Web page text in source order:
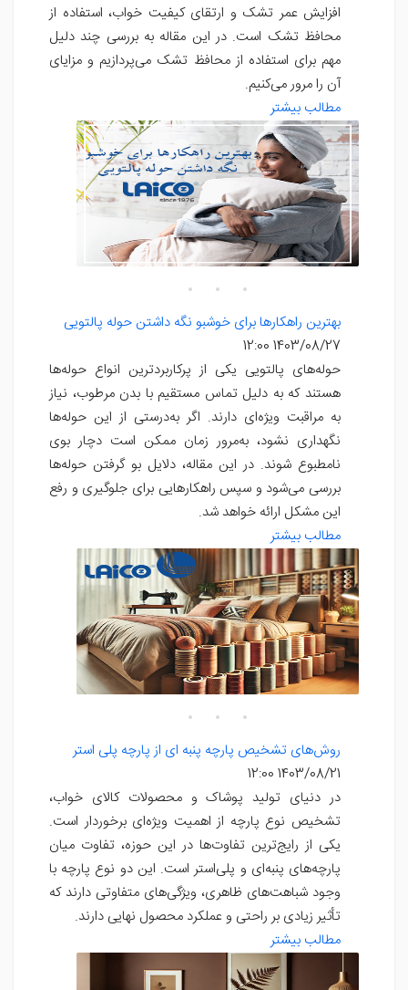
افزایش عمر تشک و ارتقای کیفیت خواب، استفاده از
محافظ تشک است. در این مقاله به بررسی چند دلیل
مهم برای استفاده از محافظ تشک می‌پردازیم و مزایای
آن را مرور می‌کنیم.
مطالب بیشتر
بهترین راهکارها برای خوشبو نگه داشتن حوله پالتویی
1403/08/27 12:00
حوله‌های پالتویی یکی از پرکاربردترین انواع حوله‌ها
هستند که به دلیل تماس مستقیم با بدن مرطوب، نیاز
به مراقبت ویژه‌ای دارند. اگر به‌درستی از این حوله‌ها
نگهداری نشود، به‌مرور زمان ممکن است دچار بوی
نامطبوع شوند. در این مقاله، دلایل بو گرفتن حوله‌ها
بررسی می‌شود و سپس راهکارهایی برای جلوگیری و رفع
این مشکل ارائه خواهد شد.
مطالب بیشتر
روش‌های تشخیص پارچه پنبه ای از پارچه پلی استر
1403/08/21 12:00
در دنیای تولید پوشاک و محصولات کالای خواب،
تشخیص نوع پارچه از اهمیت ویژه‌ای برخوردار است.
یکی از رایج‌ترین تفاوت‌ها در این حوزه، تفاوت میان
پارچه‌های پنبه‌ای و پلی‌استر است. این دو نوع پارچه با
وجود شباهت‌های ظاهری، ویژگی‌های متفاوتی دارند که
تأثیر زیادی بر راحتی و عملکرد محصول نهایی دارند.
مطالب بیشتر